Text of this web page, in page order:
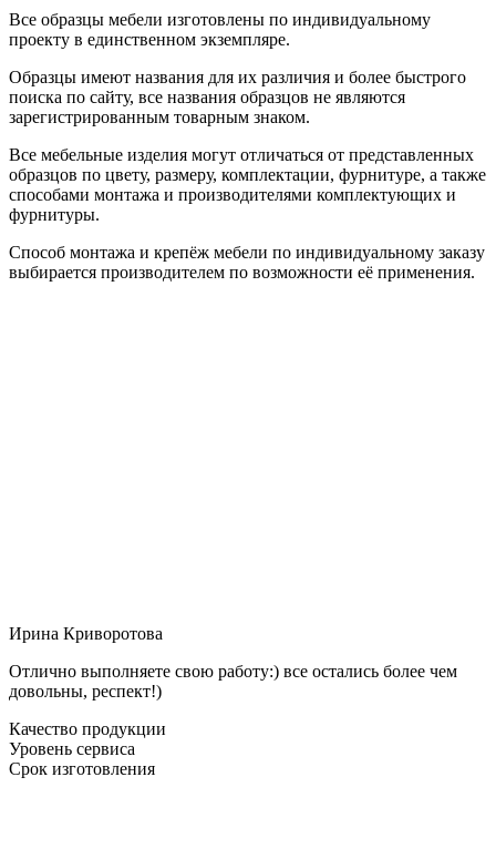
Все образцы мебели изготовлены по индивидуальному
проекту в единственном экземпляре.
Образцы имеют названия для их различия и более быстрого
поиска по сайту, все названия образцов не являются
зарегистрированным товарным знаком.
Все мебельные изделия могут отличаться от представленных
образцов по цвету, размеру, комплектации, фурнитуре, а также
способами монтажа и производителями комплектующих и
фурнитуры.
Способ монтажа и крепёж мебели по индивидуальному заказу
выбирается производителем по возможности её применения.
Ирина Криворотова
Отлично выполняете свою работу:) все остались более чем
довольны, респект!)
Качество продукции
Уровень сервиса
Срок изготовления